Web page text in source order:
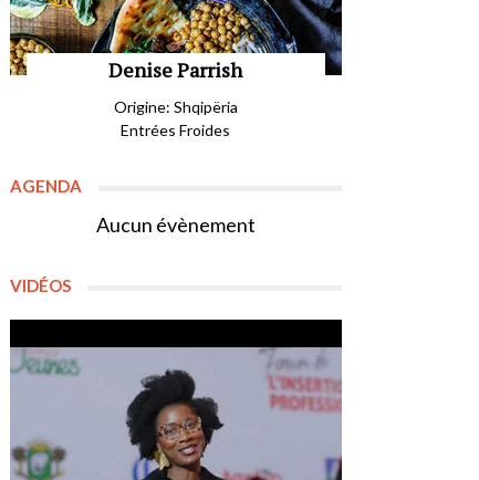
Denise Parrish
Origine: Shqipëria
Entrées Froides
AGENDA
Aucun évènement
VIDÉOS